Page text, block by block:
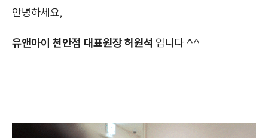
안녕하세요,
유앤아이 천안점 대표원장 허원석 입니다 ^^